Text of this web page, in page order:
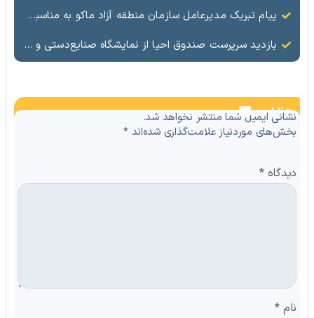
پیام تبریک مدیرعامل سازمان منطقه آزاد ماکو به مناسبت عید سعید قربان
بازدید سرپرست صندوق احیا از نمایشگاه صنایع‌دستی و غذاهای سنتی منطقه آزاد ماکو
نظرات
نشانی ایمیل شما منتشر نخواهد شد.
بخش‌های موردنیاز علامت‌گذاری شده‌اند*
دیدگاه*
نام *